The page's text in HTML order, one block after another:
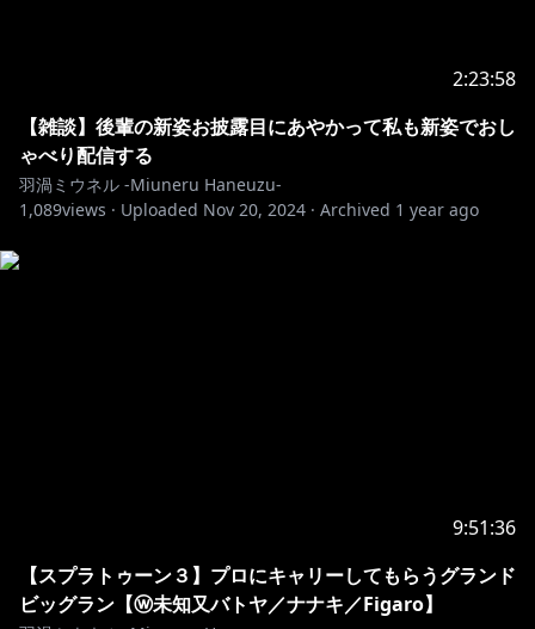
2:23:58
【雑談】後輩の新姿お披露目にあやかって私も新姿でおし
ゃべり配信する
羽渦ミウネル -Miuneru Haneuzu-
1,089views · Uploaded Nov 20, 2024 · Archived 1 year ago
9:51:36
【スプラトゥーン３】プロにキャリーしてもらうグランド
ビッグラン【ⓦ未知又バトヤ／ナナキ／Figaro】